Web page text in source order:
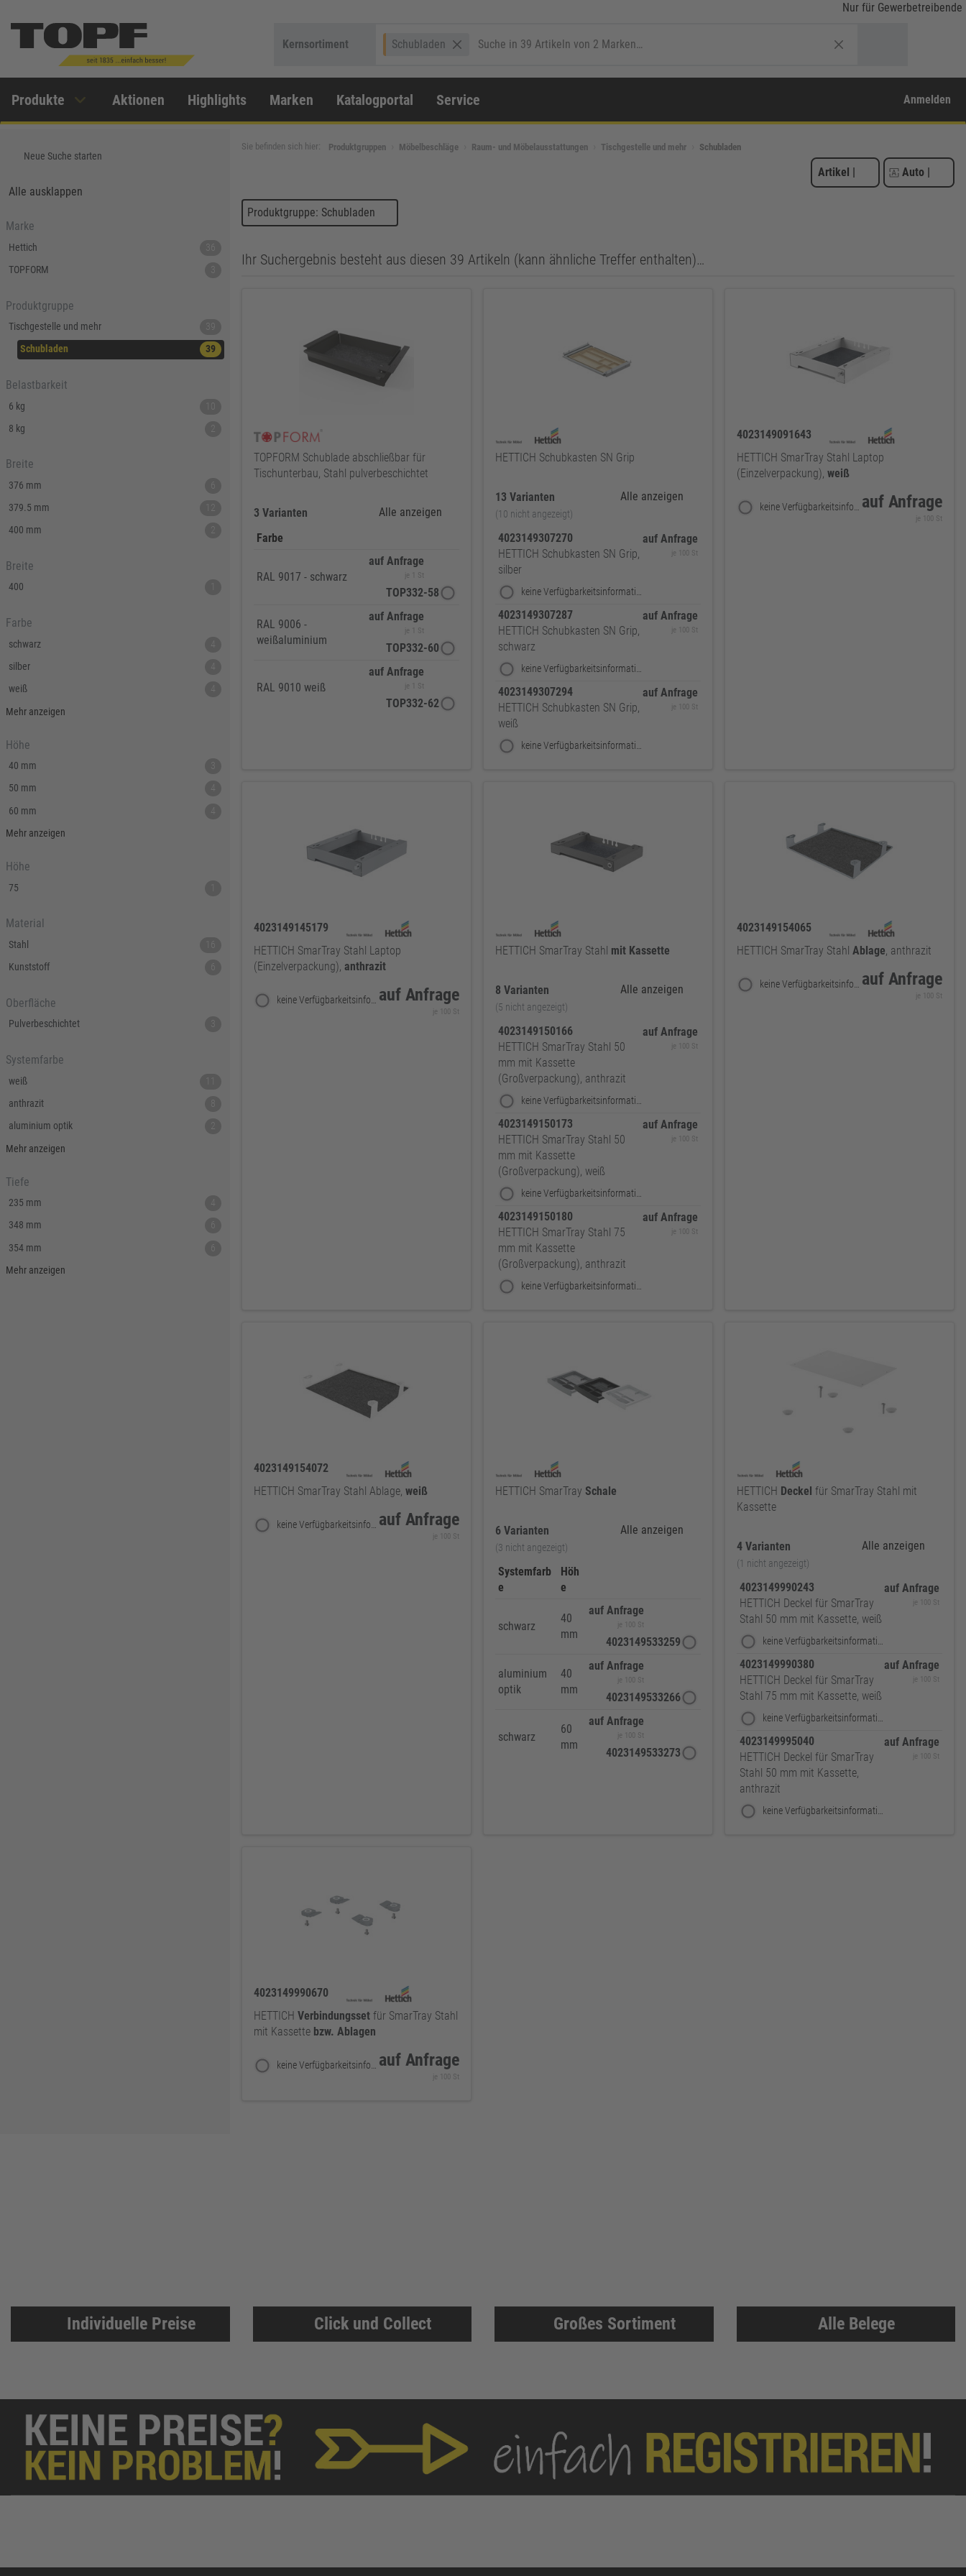
Nur für Gewerbetreibende
Kernsortiment Schubladen
Produkte Aktionen Highlights Marken Katalogportal Service Anmelden
Neue Suche starten
Alle ausklappen
Marke
Hettich
36
TOPFORM
3
Produktgruppe
Tischgestelle und mehr
39
Schubladen
39
Belastbarkeit
6 kg
10
8 kg
2
Breite
376 mm
6
379.5 mm
12
400 mm
2
Breite
400
Farbe
schwarz
4
silber
4
weiß
4
bambus
Mehr anzeigen
Höhe
40 mm
3
50 mm
4
60 mm
4
75 mm
Mehr anzeigen
Höhe
75
Material
Stahl
16
Kunststoff
6
Oberfläche
Pulverbeschichtet 3
Systemfarbe
weiß
anthrazit
8
aluminium optik
2
schwarz
Mehr anzeigen
Tiefe
235 mm
4
348 mm
6
354 mm
6
448 mm
Mehr anzeigen
Sie befinden sich hier: Produktgruppen Möbelbeschläge Raum- und Möbelausstattungen Tischgestelle und mehr Schubladen
Artikel | Auto |
Produktgruppe: Schubladen
Ihr Suchergebnis besteht aus diesen 39 Artikeln (kann ähnliche Treffer enthalten)…
TOPFORM Schublade abschließbar für
Tischunterbau, Stahl pulverbeschichtet
3 Varianten
Alle anzeigen
Farbe
RAL 9017 - schwarz
auf Anfrage
je 1 St
TOP332-58
RAL 9006 -
weißaluminium
auf Anfrage
je 1 St
TOP332-60
RAL 9010 weiß
auf Anfrage
je 1 St
TOP332-62
HETTICH Schubkasten SN Grip
13 Varianten
(10 nicht angezeigt)
Alle anzeigen
4023149307270
HETTICH Schubkasten SN Grip,
silber
keine Verfügbarkeitsinformationen
auf Anfrage
je 100 St
4023149307287
HETTICH Schubkasten SN Grip,
schwarz
keine Verfügbarkeitsinformationen
auf Anfrage
je 100 St
4023149307294
HETTICH Schubkasten SN Grip,
weiß
keine Verfügbarkeitsinformationen
auf Anfrage
je 100 St
4023149091643
HETTICH SmarTray Stahl Laptop
(Einzelverpackung), weiß
keine Verfügbarkeitsinformationen auf Anfrage
je 100 St
4023149145179
HETTICH SmarTray Stahl Laptop
(Einzelverpackung), anthrazit
keine Verfügbarkeitsinformationen auf Anfrage
je 100 St
HETTICH SmarTray Stahl mit Kassette
8 Varianten
(5 nicht angezeigt)
Alle anzeigen
4023149150166
HETTICH SmarTray Stahl 50
mm mit Kassette
(Großverpackung), anthrazit
keine Verfügbarkeitsinformationen
auf Anfrage
je 100 St
4023149150173
HETTICH SmarTray Stahl 50
mm mit Kassette
(Großverpackung), weiß
keine Verfügbarkeitsinformationen
auf Anfrage
je 100 St
4023149150180
HETTICH SmarTray Stahl 75
mm mit Kassette
(Großverpackung), anthrazit
keine Verfügbarkeitsinformationen
auf Anfrage
je 100 St
4023149154065
HETTICH SmarTray Stahl Ablage, anthrazit
keine Verfügbarkeitsinformationen auf Anfrage
je 100 St
4023149154072
HETTICH SmarTray Stahl Ablage, weiß
keine Verfügbarkeitsinformationen auf Anfrage
je 100 St
HETTICH SmarTray Schale
6 Varianten
(3 nicht angezeigt)
Alle anzeigen
Systemfarb
e
Höh
e
schwarz
40
mm
auf Anfrage
je 100 St
4023149533259
aluminium
optik
40
mm
auf Anfrage
je 100 St
4023149533266
schwarz
60
mm
auf Anfrage
je 100 St
4023149533273
HETTICH Deckel für SmarTray Stahl mit
Kassette
4 Varianten
(1 nicht angezeigt)
Alle anzeigen
4023149990243
HETTICH Deckel für SmarTray
Stahl 50 mm mit Kassette, weiß
keine Verfügbarkeitsinformationen
auf Anfrage
je 100 St
4023149990380
HETTICH Deckel für SmarTray
Stahl 75 mm mit Kassette, weiß
keine Verfügbarkeitsinformationen
auf Anfrage
je 100 St
4023149995040
HETTICH Deckel für SmarTray
Stahl 50 mm mit Kassette,
anthrazit
keine Verfügbarkeitsinformationen
auf Anfrage
je 100 St
4023149990670
HETTICH Verbindungsset für SmarTray Stahl
mit Kassette bzw. Ablagen
keine Verfügbarkeitsinformationen auf Anfrage
je 100 St
Individuelle Preise Click und Collect Großes Sortiment Alle Belege